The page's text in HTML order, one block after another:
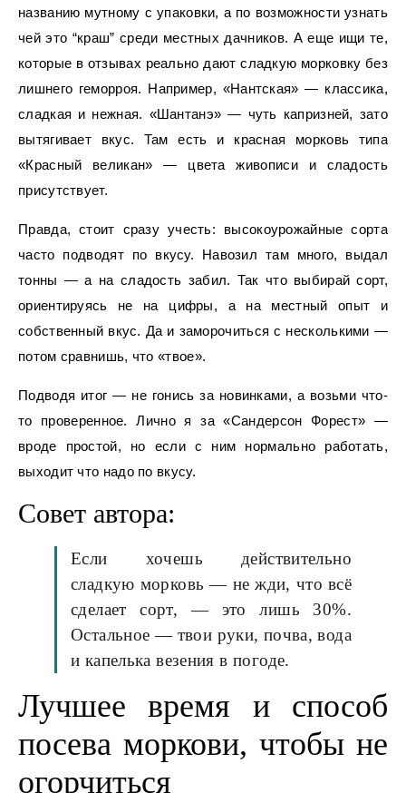
названию мутному с упаковки, а по возможности узнать
чей это “краш” среди местных дачников. А еще ищи те,
которые в отзывах реально дают сладкую морковку без
лишнего геморроя. Например, «Нантская» — классика,
сладкая и нежная. «Шантанэ» — чуть капризней, зато
вытягивает вкус. Там есть и красная морковь типа
«Красный великан» — цвета живописи и сладость
присутствует.
Правда, стоит сразу учесть: высокоурожайные сорта
часто подводят по вкусу. Навозил там много, выдал
тонны — а на сладость забил. Так что выбирай сорт,
ориентируясь не на цифры, а на местный опыт и
собственный вкус. Да и заморочиться с несколькими —
потом сравнишь, что «твое».
Подводя итог — не гонись за новинками, а возьми что-
то проверенное. Лично я за «Сандерсон Форест» —
вроде простой, но если с ним нормально работать,
выходит что надо по вкусу.
Совет автора:
Если хочешь действительно
сладкую морковь — не жди, что всё
сделает сорт, — это лишь 30%.
Остальное — твои руки, почва, вода
и капелька везения в погоде.
Лучшее время и способ
посева моркови, чтобы не
огорчиться